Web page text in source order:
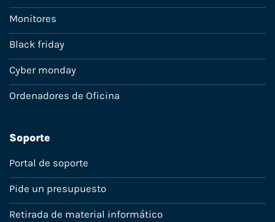
Monitores
Black friday
Cyber monday
Ordenadores de Oficina
Soporte
Portal de soporte
Pide un presupuesto
Retirada de material informático